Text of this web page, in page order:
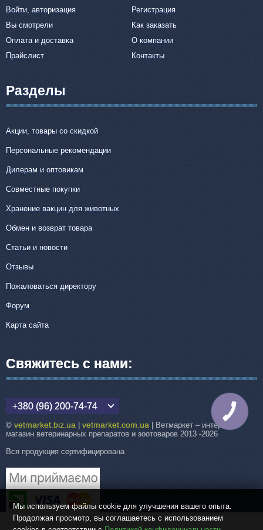
Войти, авторизация
Регистрация
Вы смотрели
Как заказать
Оплата и доставка
О компании
Прайслист
Контакты
Разделы
Акции, товары со скидкой
Персональные рекомендации
Дилерам и оптовикам
Совместные покупки
Хранение вакцин для животных
Обмен и возврат товара
Статьи и новости
Отзывы
Пожаловаться директору
Форум
Карта сайта
Свяжитесь с нами:
+380 (96) 200-74-74
© vetmarket.biz.ua vetmarket.com.ua | Ветмаркет – интернет-
магазин ветеринарных препаратов и зоотоваров 2013 -2026
Вся продукция сертифицирована
Мы используем файлы cookie для улучшения вашего опыта.
Продолжая просмотр, вы соглашаетесь с использованием
КНОПКА
СВЯЗИ